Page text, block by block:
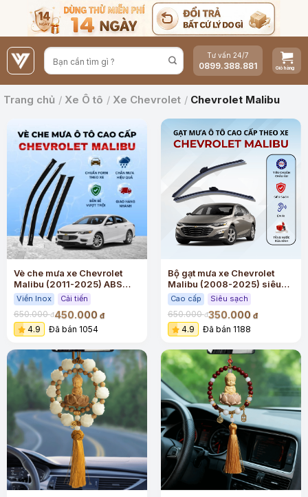
nội
dung
Tư vấn 24/7
0899.388.881
Trang chủ / Xe Ô tô / Xe Chevrolet / Chevrolet Malibu
Vè che mưa xe Chevrolet
Malibu (2011-2025) ABS
cao cấp viền Inox
Viền Inox Cải tiến
650.000đ450.000 đ
4.9 Đã bán 1054
Bộ gạt mưa xe Chevrolet
Malibu (2008-2025) siêu
sạch siêu êm
Cao cấp Siêu sạch
650.000đ350.000 đ
4.9 Đã bán 1188